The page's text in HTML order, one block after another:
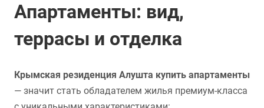
Апартаменты: вид,
террасы и отделка
Крымская резиденция Алушта купить апартаменты
— значит стать обладателем жилья премиум-класса